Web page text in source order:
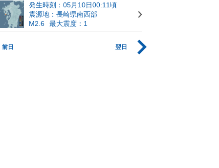
発生時刻：05月10日00:11頃
震源地：長崎県南西部
M2.6
最大震度：1
前日 翌日